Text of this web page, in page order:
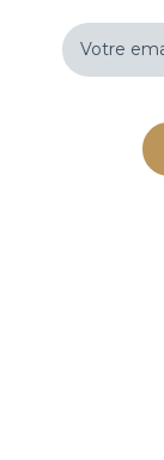
Votre
email
(Nécessaire)